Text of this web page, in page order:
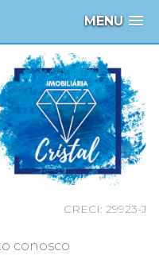
MENU
CRECI: 29923-J
conosco